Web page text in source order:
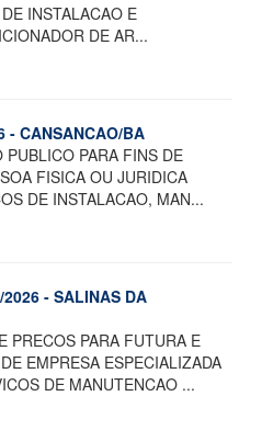
INSTALACAO E
DE AR...
- CANSANCAO/BA
PARA FINS DE
FISICA OU JURIDICA
DE INSTALACAO, MAN...
2026 - SALINAS DA
PRECOS PARA FUTURA E
EMPRESA ESPECIALIZADA
DE MANUTENCAO ...